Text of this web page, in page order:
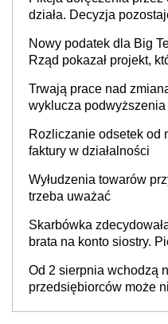
działa. Decyzja
Nowy podatek dla Big
Rząd pokazał projekt,
Trwają prace nad
wyklucza
Rozliczanie odsetek od
faktury w działalności
Wyłudzenia towarów
trzeba uważać
Skarbówka
brata na konto siostry.
będzie
Od 2 sierpnia wchodzą
przedsiębiorców może